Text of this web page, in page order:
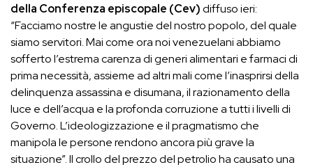
della Conferenza episcopale (Cev)diffuso ieri:
“Facciamo nostre le angustie del nostro popolo, del quale
siamo servitori. Mai come ora noi venezuelani abbiamo
sofferto l’estrema carenza di generi alimentari e farmaci di
prima necessità, assieme ad altri mali come l’inasprirsi della
delinquenza assassina e disumana, il razionamento della
luce e dell’acqua e la profonda corruzione a tutti i livelli di
Governo. L’ideologizzazione e il pragmatismo che
manipola le persone rendono ancora più grave la
situazione”. Il crollo del prezzo del petrolio ha causato una